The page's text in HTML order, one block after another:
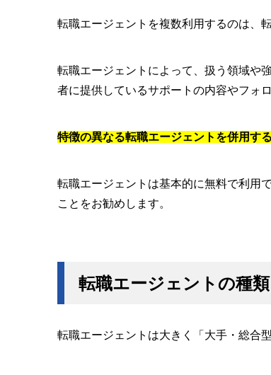
転職エージェントを複数利用するのは、
転職エージェントによって、扱う領域や
者に提供しているサポートの内容やフォ
特徴の異なる転職エージェントを併用す
転職エージェントは基本的に無料で利用
ことをお勧めします。
転職エージェントの種
転職エージェントは大きく「大手・総合